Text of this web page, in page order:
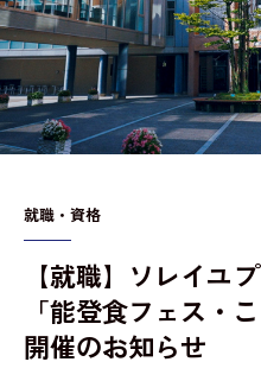
産学地域連携・研究
留学・国際交流
キャンパスライフ
就職・資格
入学者選抜情報
就職・資格
【就職】ソレイユ
「能登食フェス・
開催のお知らせ